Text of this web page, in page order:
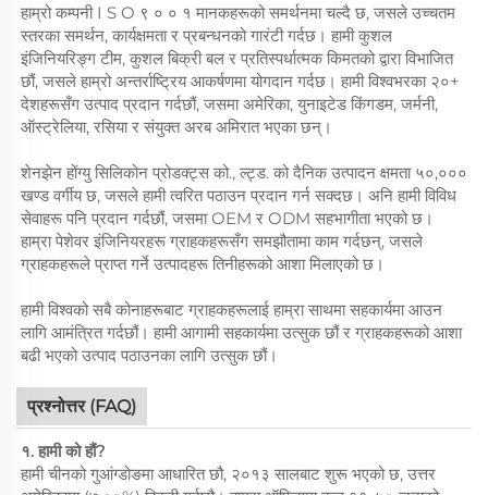
हाम्रो कम्पनी I S O ९ ० ० १ मानकहरूको समर्थनमा चल्दै छ, जसले उच्चतम
स्तरका समर्थन, कार्यक्षमता र प्रबन्धनको गारंटी गर्दछ। हामी कुशल
इंजिनियरिङ्ग टीम, कुशल बिक्री बल र प्रतिस्पर्धात्मक किमतको द्वारा विभाजित
छौं, जसले हाम्रो अन्तर्राष्ट्रिय आकर्षणमा योगदान गर्दछ। हामी विश्वभरका २०+
देशहरूसँग उत्पाद प्रदान गर्दछौं, जसमा अमेरिका, युनाइटेड किंगडम, जर्मनी,
ऑस्ट्रेलिया, रसिया र संयुक्त अरब अमिरात भएका छन्।
शेनझेन होंग्यु सिलिकोन प्रोडक्ट्स को., ल्ट्ड. को दैनिक उत्पादन क्षमता ५०,०००
खण्ड वर्गीय छ, जसले हामी त्वरित पठाउन प्रदान गर्न सक्दछ। अनि हामी विविध
सेवाहरू पनि प्रदान गर्दछौं, जसमा OEM र ODM सहभागीता भएको छ।
हाम्रा पेशेवर इंजिनियरहरू ग्राहकहरूसँग समझौतामा काम गर्दछन्, जसले
ग्राहकहरूले प्राप्त गर्ने उत्पादहरू तिनीहरूको आशा मिलाएको छ।
हामी विश्वको सबै कोनाहरूबाट ग्राहकहरूलाई हाम्रा साथमा सहकार्यमा आउन
लागि आमंत्रित गर्दछौं। हामी आगामी सहकार्यमा उत्सुक छौं र ग्राहकहरूको आशा
बढी भएको उत्पाद पठाउनका लागि उत्सुक छौं।
प्रश्नोत्तर (FAQ)
१. हामी को हौं?
हामी चीनको गुआंग्डोङमा आधारित छौ, २०१३ सालबाट शुरू भएको छ, उत्तर